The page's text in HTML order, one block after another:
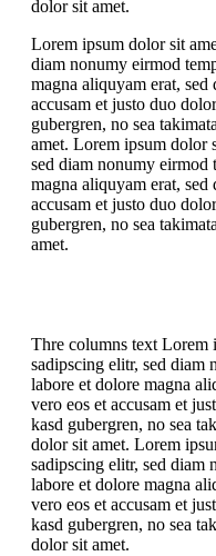
dolor sit amet.
Lorem ipsum dolor sit
diam nonumy eirmod
magna aliquyam erat,
accusam et justo duo
gubergren, no sea
amet. Lorem ipsum dolor
sed diam nonumy
magna aliquyam erat,
accusam et justo duo
gubergren, no sea
amet.
Thre columns text Lorem
sadipscing elitr, sed
labore et dolore magna
vero eos et accusam et
kasd gubergren, no sea
dolor sit amet. Lorem
sadipscing elitr, sed
labore et dolore magna
vero eos et accusam et
kasd gubergren, no sea
dolor sit amet.